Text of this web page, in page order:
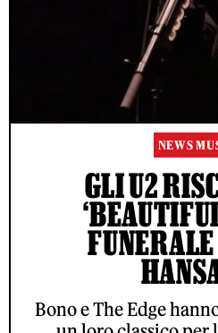
NEWS
GLI U2
Bono e The Edge